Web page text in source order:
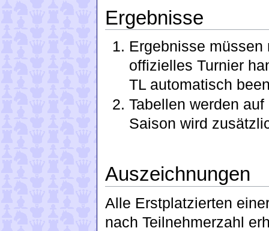
Ergebnisse
Ergebnisse
offizielles Turnier
TL automatisch
Tabellen werden
Saison wird
Auszeichnungen
Alle Erstplatzierten
nach Teilnehmerzahl